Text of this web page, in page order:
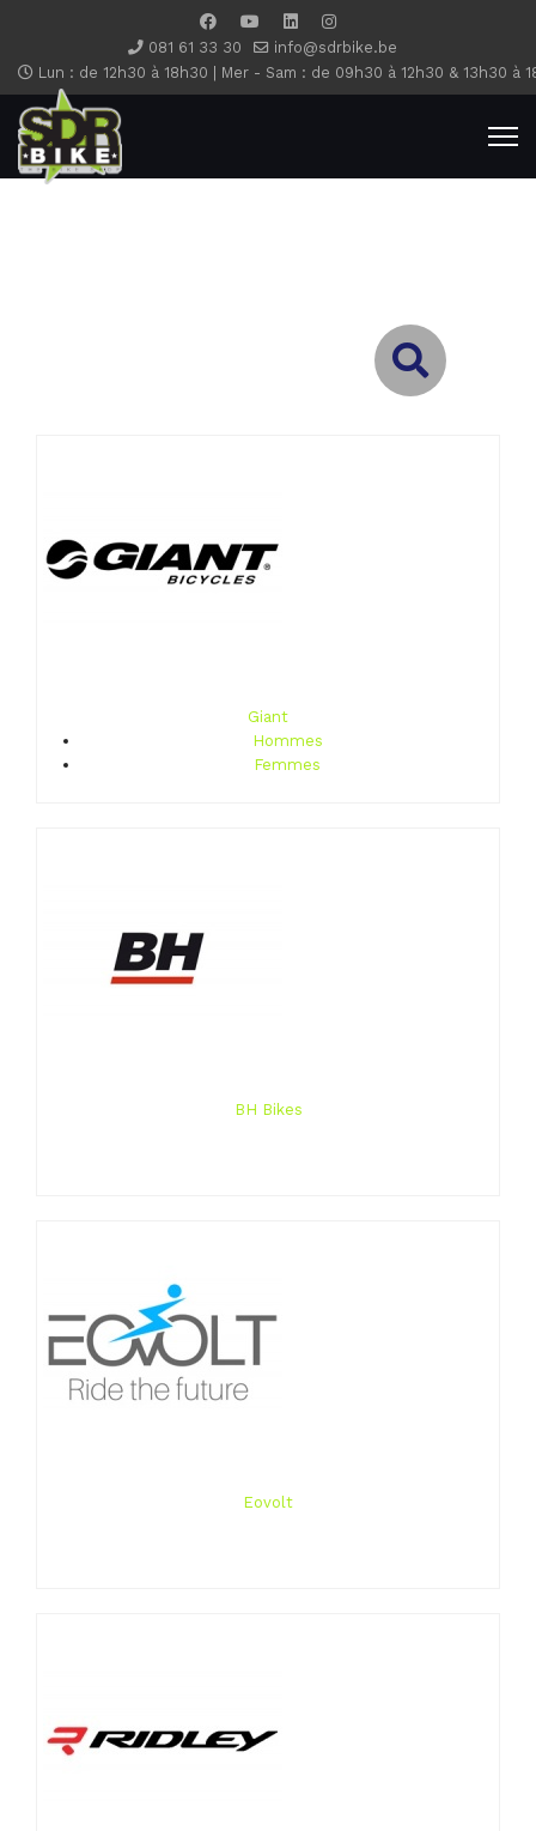
081 61 33 30
info@sdrbike.be
Lun : de 12h30 à 18h30 | Mer - Sam : de 09h30 à 12h30 & 13h30 à
Giant
Hommes
Femmes
BH Bikes
Eovolt